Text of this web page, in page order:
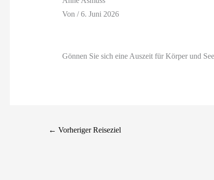
Von /6. Juni 2026
Gönnen Sie sich eine Auszeit für Körper und
← Vorheriger Reiseziel